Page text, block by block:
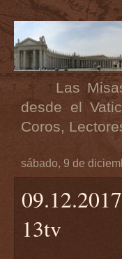
Las
desde el
Coros,
sábado, 9 de
13tv